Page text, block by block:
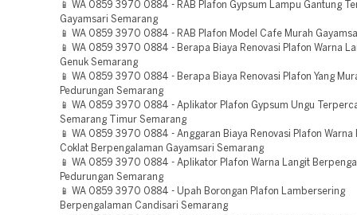
📱 WA 0859 3970 0884 - RAB Plafon Gypsum Lampu Gantung
Gayamsari Semarang
📱 WA 0859 3970 0884 - RAB Plafon Model Cafe Murah
📱 WA 0859 3970 0884 - Berapa Biaya Renovasi Plafon Warna
Genuk Semarang
📱 WA 0859 3970 0884 - Berapa Biaya Renovasi Plafon Yang
Pedurungan Semarang
📱 WA 0859 3970 0884 - Aplikator Plafon Gypsum Ungu
Semarang Timur Semarang
📱 WA 0859 3970 0884 - Anggaran Biaya Renovasi Plafon Warna
Coklat Berpengalaman Gayamsari Semarang
📱 WA 0859 3970 0884 - Aplikator Plafon Warna Langit
Pedurungan Semarang
📱 WA 0859 3970 0884 - Upah Borongan Plafon Lambersering
Berpengalaman Candisari Semarang